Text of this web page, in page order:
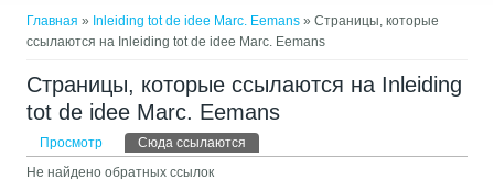
Главная » Inleiding tot de idee Marc. Eemans » Страницы, которые
ссылаются на Inleiding tot de idee Marc. Eemans
Страницы, которые ссылаются на Inleiding
tot de idee Marc. Eemans
Главные вкладки
Просмотр Сюда ссылаются
Не найдено обратных ссылок